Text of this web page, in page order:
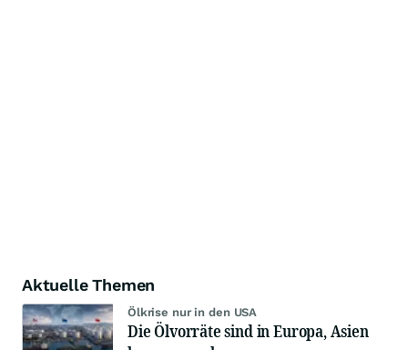
Aktuelle Themen
Ölkrise nur in den USA
Die Ölvorräte sind in Europa, Asien